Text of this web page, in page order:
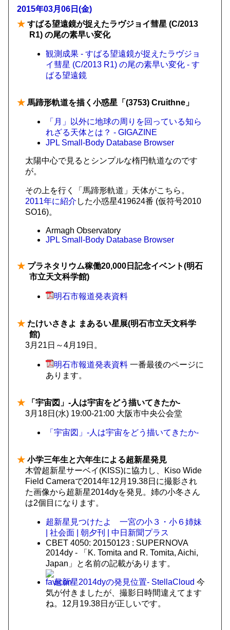
2015年03月06日(金)
★ すばる望遠鏡が捉えたラヴジョイ彗星 (C/2013
R1) の尾の素早い変化
観測成果 - すばる望遠鏡が捉えたラヴジョ
イ彗星 (C/2013 R1) の尾の素早い変化 - す
ばる望遠鏡
★ 馬蹄形軌道を描く小惑星「(3753) Cruithne」
「月」以外に地球の周りを回っている知ら
れざる天体とは？ - GIGAZINE
JPL Small-Body Database Browser
太陽中心で見るとシンプルな楕円軌道なのです
が。
その上を行く「馬蹄形軌道」天体がこちら。
2011年に紹介 した小惑星419624番 (仮符号2010
SO16)。
Armagh Observatory
JPL Small-Body Database Browser
★ プラネタリウム稼働20,000日記念イベント(明石
市立天文科学館)
明石市報道発表資料
★ たけいさきよ まあるい星展(明石市立天文科学
館)
3月21日～4月19日。
明石市報道発表資料 一番最後のページに
あります。
★ 「宇宙図」-人は宇宙をどう描いてきたか-
3月18日(水) 19:00-21:00 大阪市中央公会堂
「宇宙図」-人は宇宙をどう描いてきたか-
★ 小学三年生と六年生による超新星発見
木曽超新星サーベイ(KISS)に協力し、Kiso Wide
Field Cameraで2014年12月19.38日に撮影され
た画像から超新星2014dyを発見。姉の小冬さん
は2個目になります。
超新星見つけたよ 一宮の小３・小６姉妹
| 社会面 | 朝夕刊 | 中日新聞プラス
CBET 4050: 20150123 : SUPERNOVA
2014dy - 「K. Tomita and R. Tomita, Aichi,
Japan」と名前の記載があります。
超新星2014dyの発見位置- StellaCloud 今
気が付きましたが、撮影日時間違えてます
ね。12月19.38日が正しいです。